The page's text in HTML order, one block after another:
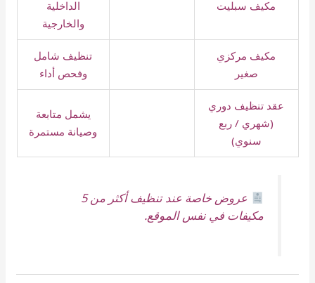
مكيف سبليت
الداخلية
والخارجية
مكيف مركزي
صغير
تنظيف شامل
وفحص أداء
عقد تنظيف دوري
(شهري / ربع
سنوي)
يشمل متابعة
وصيانة مستمرة
عروض خاصة عند تنظيف أكثر من 5
مكيفات في نفس الموقع.